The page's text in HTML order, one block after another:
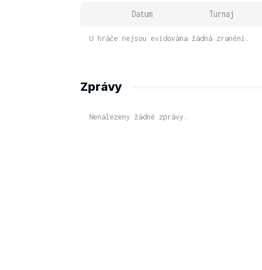
Datum Turnaj
U hráče nejsou evidována žádná zranění.
Zprávy
Nenalezeny žádné zprávy.